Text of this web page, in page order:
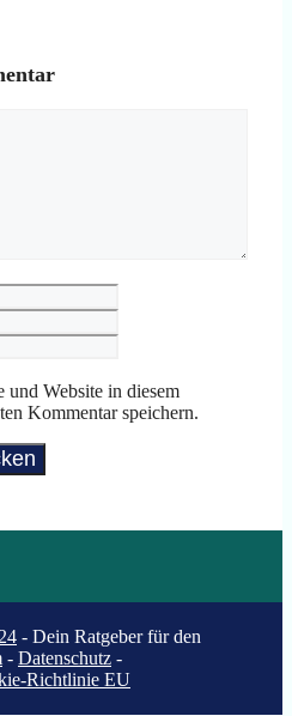
Mail-
Adresse
Website in diesem
Kommentar speichern.
- Dein Ratgeber für den
- Datenschutz -
Richtlinie EU